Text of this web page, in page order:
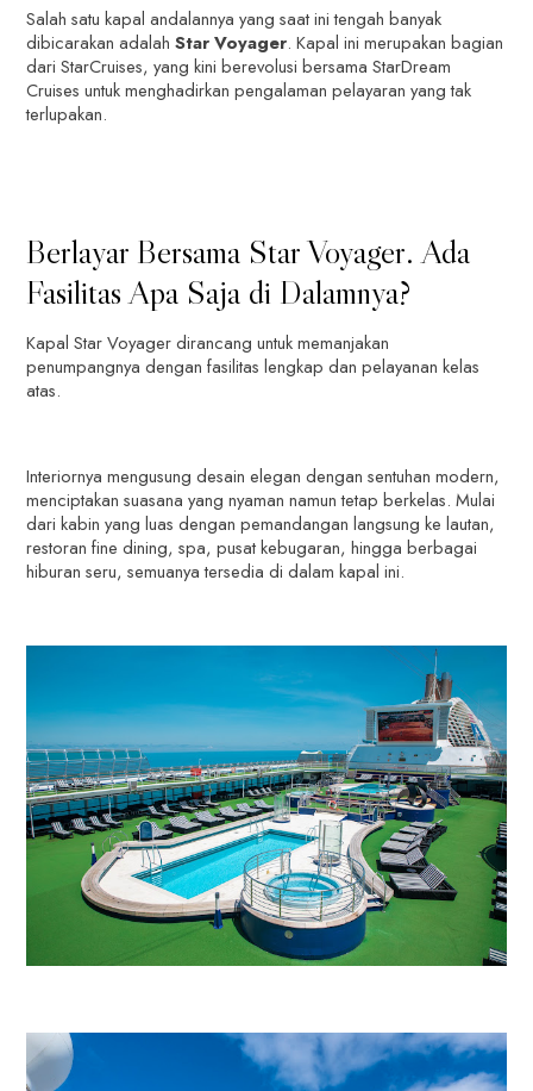
Salah satu kapal andalannya yang saat ini tengah banyak
dibicarakan adalahStar Voyager. Kapal ini merupakan bagian
dari StarCruises, yang kini berevolusi bersama StarDream
Cruises untuk menghadirkan pengalaman pelayaran yang tak
terlupakan.
Berlayar Bersama Star Voyager. Ada
Fasilitas Apa Saja di Dalamnya?
Kapal Star Voyager dirancang untuk memanjakan
penumpangnya dengan fasilitas lengkap dan pelayanan kelas
atas.
Interiornya mengusung desain elegan dengan sentuhan modern,
menciptakan suasana yang nyaman namun tetap berkelas. Mulai
dari kabin yang luas dengan pemandangan langsung ke lautan,
restoran fine dining, spa, pusat kebugaran, hingga berbagai
hiburan seru, semuanya tersedia di dalam kapal ini.